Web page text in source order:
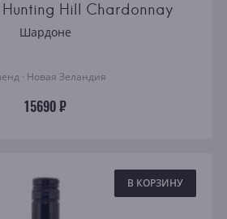
Hunting Hill Chardonnay
Шардоне
· Новая Зеландия
15690 ₽
В КОРЗИНУ